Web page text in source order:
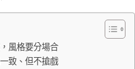
風格要分場合
致、但不搶戲